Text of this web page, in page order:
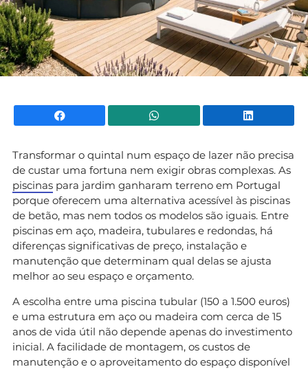
Facebook WhatsApp
Transformar o quintal num espaço de lazer não precisa
de custar uma fortuna nem exigir obras complexas. As
piscinas para jardim ganharam terreno em Portugal
porque oferecem uma alternativa acessível às piscinas
de betão, mas nem todos os modelos são iguais. Entre
piscinas em aço, madeira, tubulares e redondas, há
diferenças significativas de preço, instalação e
manutenção que determinam qual delas se ajusta
melhor ao seu espaço e orçamento.
A escolha entre uma piscina tubular (150 a 1.500 euros)
e uma estrutura em aço ou madeira com cerca de 15
anos de vida útil não depende apenas do investimento
inicial. A facilidade de montagem, os custos de
manutenção e o aproveitamento do espaço disponível